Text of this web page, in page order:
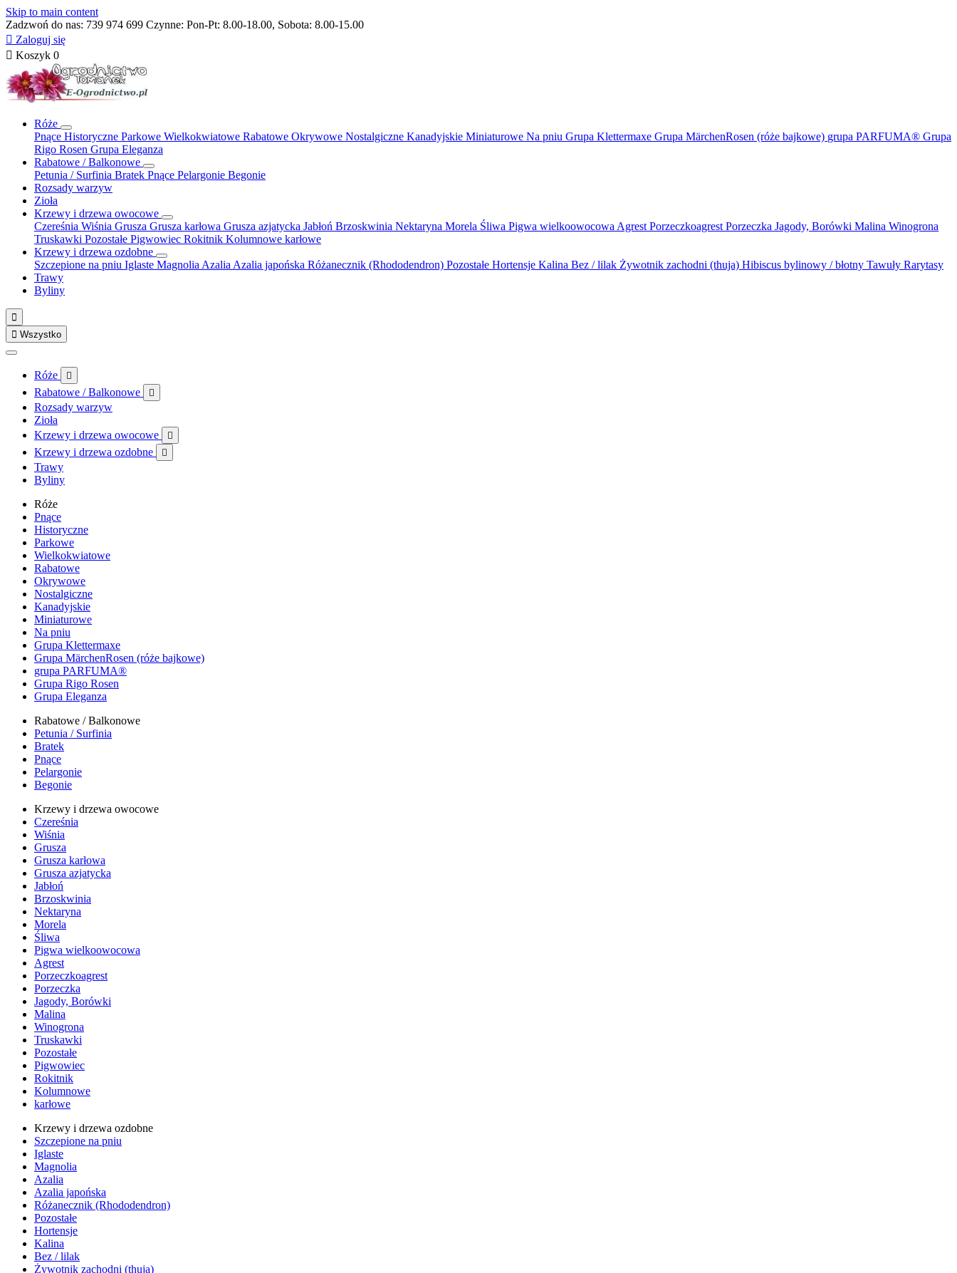
Skip to main content
Zadzwoń do nas: 739 974 699 Czynne: Pon-Pt: 8.00-18.00, Sobota: 8.00-15.00
 Zaloguj się
 Koszyk 0
Róże
Pnące Historyczne Parkowe Wielkokwiatowe Rabatowe Okrywowe Nostalgiczne Kanadyjskie Miniaturowe Na pniu Grupa Klettermaxe Grupa MärchenRosen (róże bajkowe) grupa PARFUMA® Grupa
Rigo Rosen Grupa Eleganza
Rabatowe / Balkonowe
Petunia / Surfinia Bratek Pnące Pelargonie Begonie
Rozsady warzyw
Zioła
Krzewy i drzewa owocowe
Czereśnia Wiśnia Grusza Grusza karłowa Grusza azjatycka Jabłoń Brzoskwinia Nektaryna Morela Śliwa Pigwa wielkoowocowa Agrest Porzeczkoagrest Porzeczka Jagody, Borówki Malina Winogrona
Truskawki Pozostałe Pigwowiec Rokitnik Kolumnowe karłowe
Krzewy i drzewa ozdobne
Szczepione na pniu Iglaste Magnolia Azalia Azalia japońska Różanecznik (Rhododendron) Pozostałe Hortensje Kalina Bez / lilak Żywotnik zachodni (thuja) Hibiscus bylinowy / błotny Tawuły Rarytasy
Trawy
Byliny

 Wszystko
Róże 
Rabatowe / Balkonowe 
Rozsady warzyw
Zioła
Krzewy i drzewa owocowe

Krzewy i drzewa ozdobne 
Trawy
Byliny
Róże
Pnące
Historyczne
Parkowe
Wielkokwiatowe
Rabatowe
Okrywowe
Nostalgiczne
Kanadyjskie
Miniaturowe
Na pniu
Grupa Klettermaxe
Grupa MärchenRosen (róże bajkowe)
grupa PARFUMA®
Grupa Rigo Rosen
Grupa Eleganza
Rabatowe / Balkonowe
Petunia / Surfinia
Bratek
Pnące
Pelargonie
Begonie
Krzewy i drzewa owocowe
Czereśnia
Wiśnia
Grusza
Grusza karłowa
Grusza azjatycka
Jabłoń
Brzoskwinia
Nektaryna
Morela
Śliwa
Pigwa wielkoowocowa
Agrest
Porzeczkoagrest
Porzeczka
Jagody, Borówki
Malina
Winogrona
Truskawki
Pozostałe
Pigwowiec
Rokitnik
Kolumnowe
karłowe
Krzewy i drzewa ozdobne
Szczepione na pniu
Iglaste
Magnolia
Azalia
Azalia japońska
Różanecznik (Rhododendron)
Pozostałe
Hortensje
Kalina
Bez / lilak
Żywotnik zachodni (thuja)